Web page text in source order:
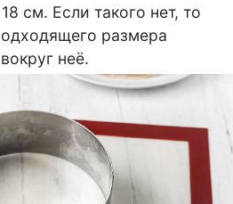
см. Если такого нет, то
размера
неё.